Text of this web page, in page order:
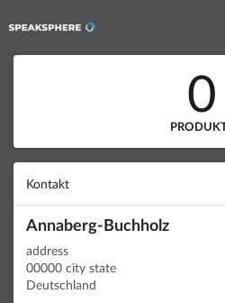
0
Kontakt
Annaberg-Buchholz
address
00000 city state
Deutschland